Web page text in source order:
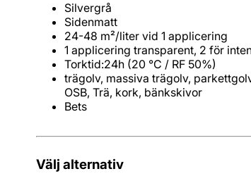
Silvergrå
Sidenmatt
24-48 m²/liter vid 1 applicering
1 applicering transparent, 2 för
Torktid:24h (20 °C / RF 50%)
trägolv, massiva trägolv,
OSB, Trä, kork, bänkskivor
Bets
Välj alternativ